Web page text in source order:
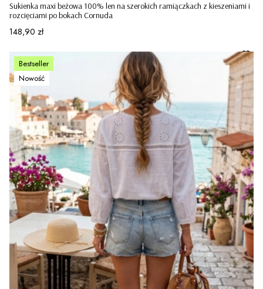
Sukienka maxi beżowa 100% len na szerokich ramiączkach z kieszeniami i
rozcięciami po bokach Cornuda
Cena
148,90 zł
Bestseller
Nowość